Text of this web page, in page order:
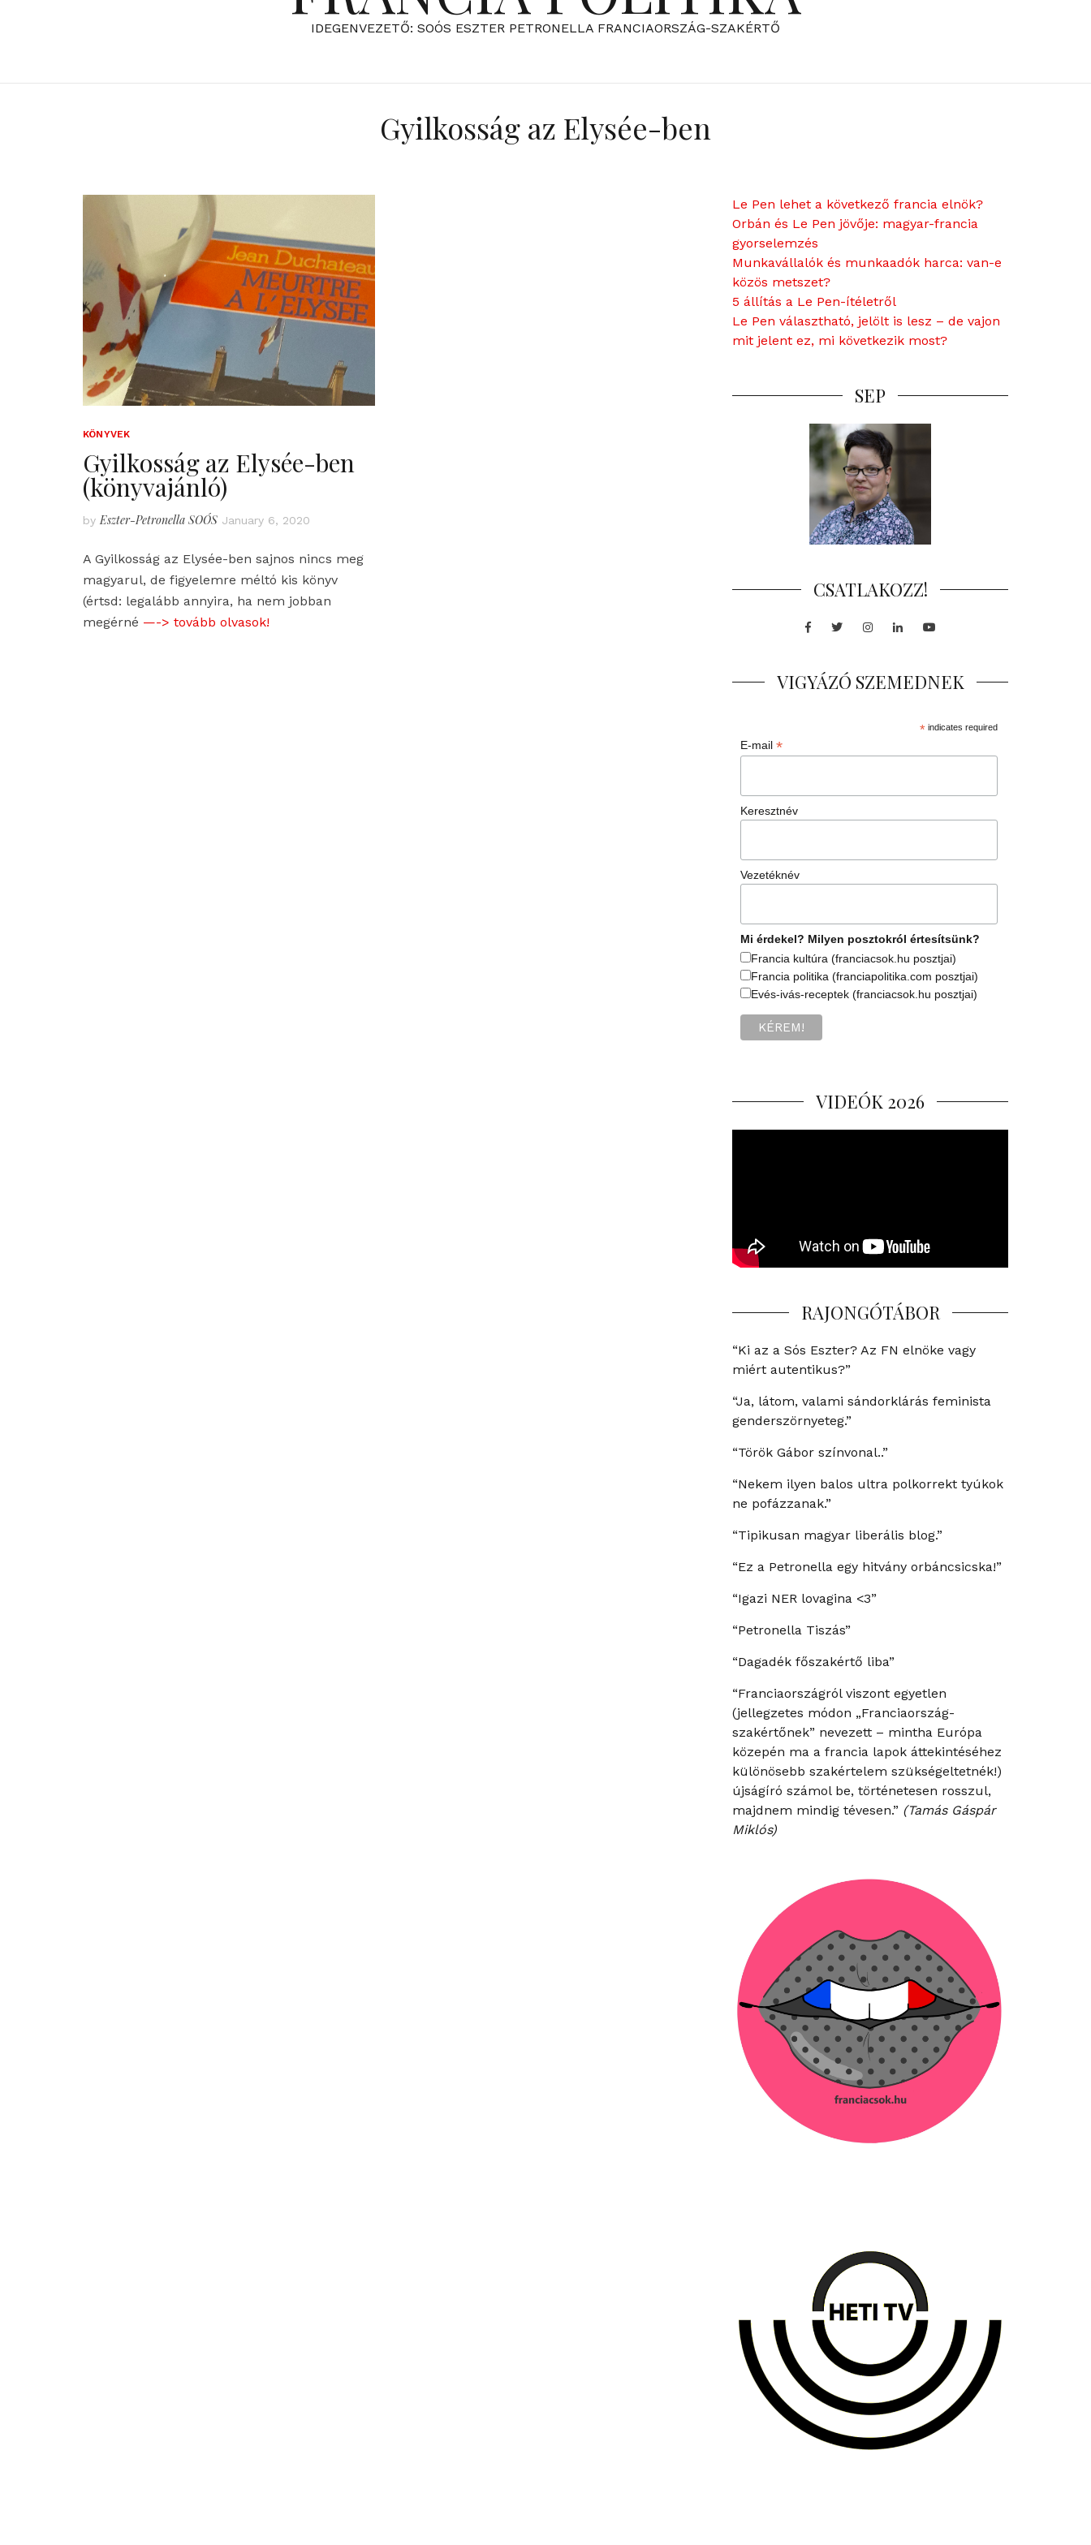
IDEGENVEZETŐ: SOÓS ESZTER PETRONELLA FRANCIAORSZÁG-SZAKÉRTŐ
Gyilkosság az Elysée-ben
KÖNYVEK
Gyilkosság az Elysée-ben
(könyvajánló)
by Eszter-Petronella SOÓS January 6, 2020
A Gyilkosság az Elysée-ben sajnos nincs meg
magyarul, de figyelemre méltó kis könyv
(értsd: legalább annyira, ha nem jobban
megérné —-> tovább olvasok!
Le Pen lehet a következő francia elnök?
Orbán és Le Pen jövője: magyar-francia
gyorselemzés
Munkavállalók és munkaadók harca: van-e
közös metszet?
5 állítás a Le Pen-ítéletről
Le Pen választható, jelölt is lesz – de vajon
mit jelent ez, mi következik most?
SEP
CSATLAKOZZ!
Facebook
TwitterInstagram
LinkedInYoutube
VIGYÁZÓ SZEMEDNEK
*indicates required
E-mail*
Keresztnév
Vezetéknév
Mi érdekel? Milyen posztokról értesítsünk?
Francia kultúra (franciacsok.hu posztjai)
Francia politika (franciapolitika.com posztjai)
Evés-ivás-receptek (franciacsok.hu posztjai)
VIDEÓK 2026
RAJONGÓTÁBOR
“Ki az a Sós Eszter? Az FN elnöke vagy
miért autentikus?”
“Ja, látom, valami sándorklárás feminista
genderszörnyeteg.”
“Török Gábor színvonal..”
“Nekem ilyen balos ultra polkorrekt tyúkok
ne pofázzanak.”
“Tipikusan magyar liberális blog.”
“Ez a Petronella egy hitvány orbáncsicska!”
“Igazi NER lovagina <3”
“Petronella Tiszás”
“Dagadék főszakértő liba”
“Franciaországról viszont egyetlen
(jellegzetes módon „Franciaország-
szakértőnek” nevezett – mintha Európa
közepén ma a francia lapok áttekintéséhez
különösebb szakértelem szükségeltetnék!)
újságíró számol be, történetesen rosszul,
majdnem mindig tévesen.” (Tamás Gáspár
Miklós)